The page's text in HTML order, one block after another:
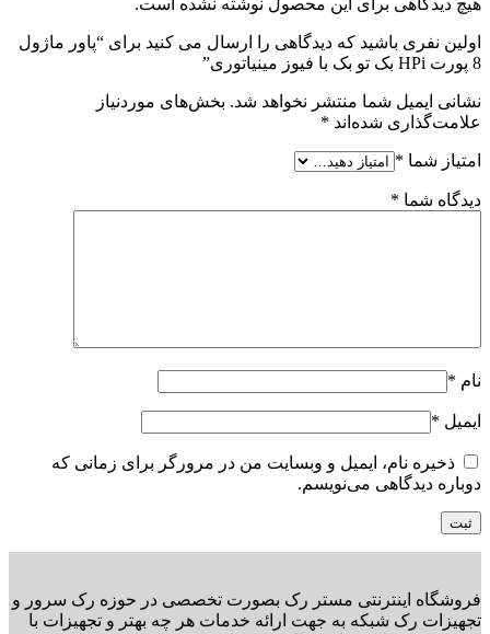
هیچ دیدگاهی برای این محصول نوشته نشده است.
اولین نفری باشید که دیدگاهی را ارسال می کنید برای “پاور ماژول
8 پورت HPi بک تو بک با فیوز مینیاتوری”
نشانی ایمیل شما منتشر نخواهد شد. بخش‌های موردنیاز
علامت‌گذاری شده‌اند *
امتیاز شما *
دیدگاه شما *
نام *
ایمیل *
ذخیره نام، ایمیل و وبسایت من در مرورگر برای زمانی که
دوباره دیدگاهی می‌نویسم.
فروشگاه اینترنتی مستر رک بصورت تخصصی در حوزه رک سرور و
تجهیزات رک شبکه به جهت ارائه خدمات هر چه بهتر و تجهیزات با